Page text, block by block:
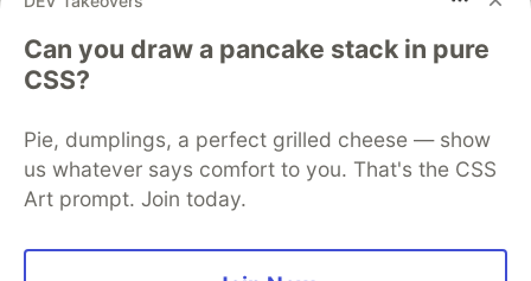
Can you draw a pancake stack in pure
CSS?
Pie, dumplings, a perfect grilled cheese — show
us whatever says comfort to you. That's the CSS
Art prompt. Join today.
DEV Community
development and manage your software career
Home
DEV Challenges DEV++
Videos
DEV Education Tracks
Free Postgres Database
DEV Shop
MLH
Code of Conduct
Privacy Policy
Terms of Use
Built on
Forem — the open source software that powers
and other inclusive communities.